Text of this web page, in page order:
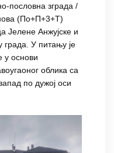
пословна зграда /
(По+П+3+T)
Јелене Анжујске и
У питању је
у основи
облика са
по дужој оси